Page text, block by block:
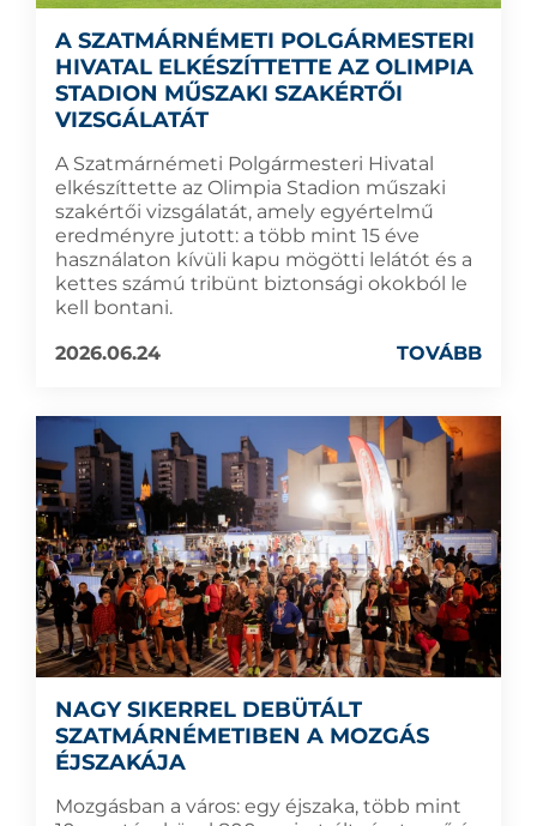
A SZATMÁRNÉMETI POLGÁRMESTERI
HIVATAL ELKÉSZÍTTETTE AZ OLIMPIA
STADION MŰSZAKI SZAKÉRTŐI
VIZSGÁLATÁT
A Szatmárnémeti Polgármesteri Hivatal
elkészíttette az Olimpia Stadion műszaki
szakértői vizsgálatát, amely egyértelmű
eredményre jutott: a több mint 15 éve
használaton kívüli kapu mögötti lelátót és a
kettes számú tribünt biztonsági okokból le
kell bontani.
2026.06.24
TOVÁBB
NAGY SIKERREL DEBÜTÁLT
SZATMÁRNÉMETIBEN A MOZGÁS
ÉJSZAKÁJA
Mozgásban a város: egy éjszaka, több mint